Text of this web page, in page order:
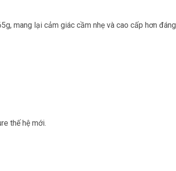
mang lại cảm giác cầm nhẹ và cao cấp hơn đáng
thế hệ mới.